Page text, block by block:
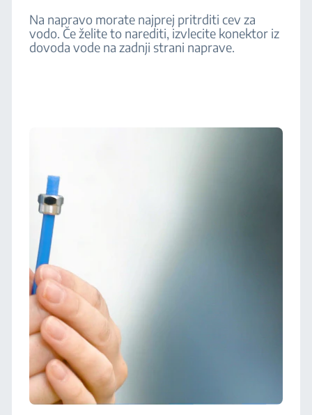
Na napravo morate najprej pritrditi cev za
vodo. Če želite to narediti, izvlecite konektor iz
dovoda vode na zadnji strani naprave.